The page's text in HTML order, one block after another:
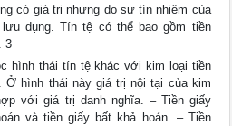
có giá trị nhưng do sự tín nhiệm của
dụng. Tín tệ có thể bao gồm tiền
3
hình thái tín tệ khác với kim loại tiền
Ở hình thái này giá trị nội tại của kim
với giá trị danh nghĩa. – Tiền giấy
và tiền giấy bất khả hoán. – Tiền